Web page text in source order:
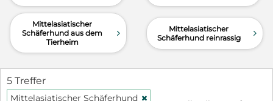
Mittelasiatischer
Schäferhund aus dem
Tierheim
d
Mittelasiatischer
Schäferhund reinrassig
d
5 Treffer
Mittelasiatischer Schäferhund H